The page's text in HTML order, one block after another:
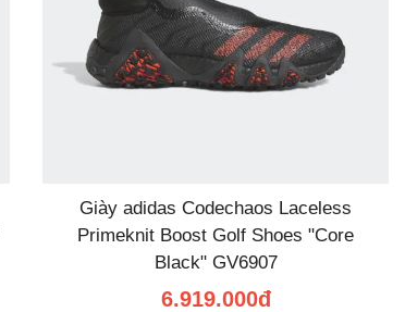
Giày adidas Codechaos Laceless
Primeknit Boost Golf Shoes "Core
Black" GV6907
6.919.000đ